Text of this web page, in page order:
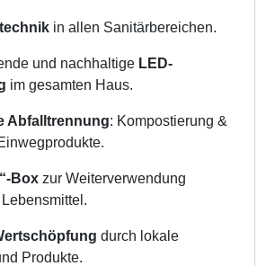
in allen Sanitärbereichen.
und nachhaltige LED-
im gesamten Haus.
Abfalltrennung: Kompostierung &
Box zur Weiterverwendung
durch lokale
Produkte.